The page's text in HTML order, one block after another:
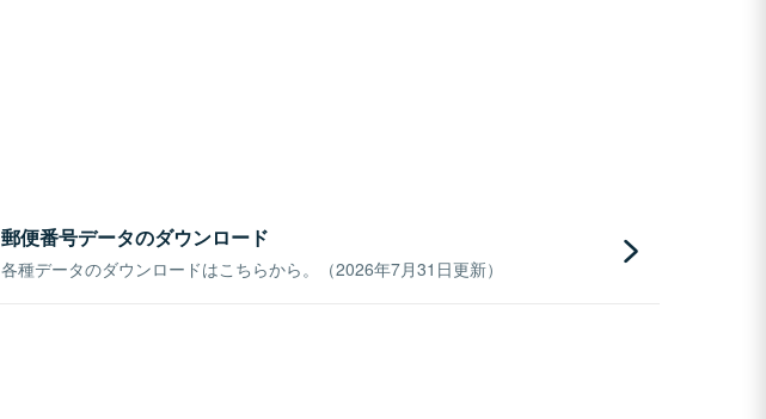
郵便番号データのダウンロード
各種データのダウンロードはこちらから。（2026年7月31日更新）